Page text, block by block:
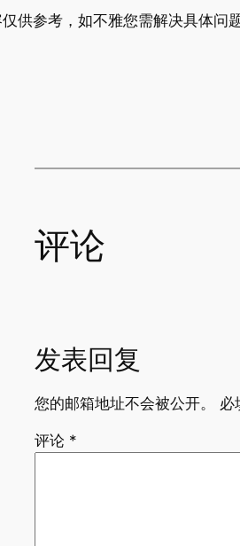
供参考，如不雅您需解决具体问
评论
发表回复
您的邮箱地址不会被公开。 必
评论 *